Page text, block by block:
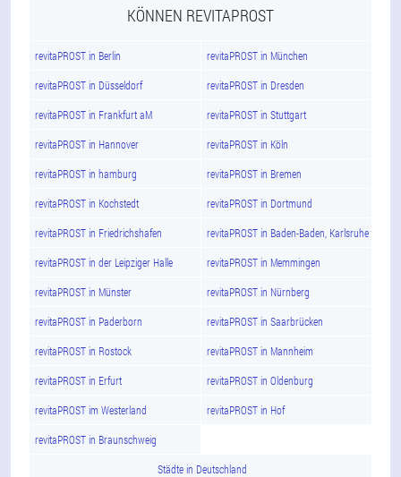
KÖNNEN REVITAPROST
revitaPROST in Berlin revitaPROST in München
revitaPROST in Düsseldorf revitaPROST in Dresden
revitaPROST in Frankfurt aM revitaPROST in Stuttgart
revitaPROST in Hannover revitaPROST in Köln
revitaPROST in hamburg revitaPROST in Bremen
revitaPROST in Kochstedt revitaPROST in Dortmund
revitaPROST in Friedrichshafen revitaPROST in Baden-Baden, Karlsruhe
revitaPROST in der Leipziger Halle revitaPROST in Memmingen
revitaPROST in Münster revitaPROST in Nürnberg
revitaPROST in Paderborn revitaPROST in Saarbrücken
revitaPROST in Rostock revitaPROST in Mannheim
revitaPROST in Erfurt revitaPROST in Oldenburg
revitaPROST im Westerland revitaPROST in Hof
revitaPROST in Braunschweig
Städte in Deutschland